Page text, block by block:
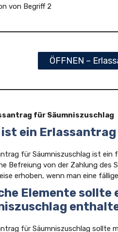
von Begriff 2
ÖFFNEN –
für Säumniszuschlag
ist ein
für Säumniszuschlag ist
Befreiung von der Zahlung des
erhoben, wenn man eine
Elemente
für Säumniszuschlag sollte